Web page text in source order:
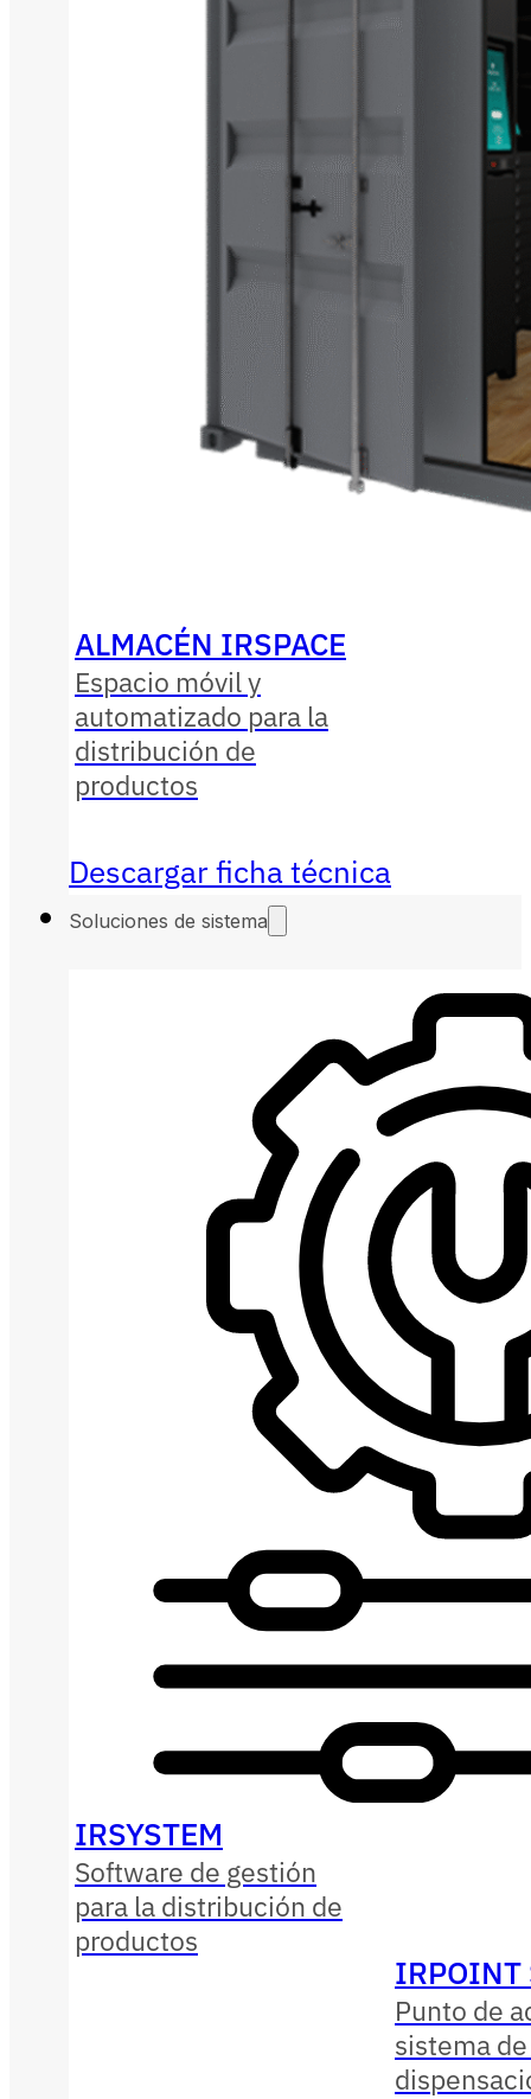
ALMACÉN IRSPACE
Espacio móvil y
automatizado para la
distribución de
productos
Descargar ficha técnica
Soluciones de sistema
IRSYSTEM
Software de gestión
para la distribución de
productos
IRPOINT
Punto de
sistema